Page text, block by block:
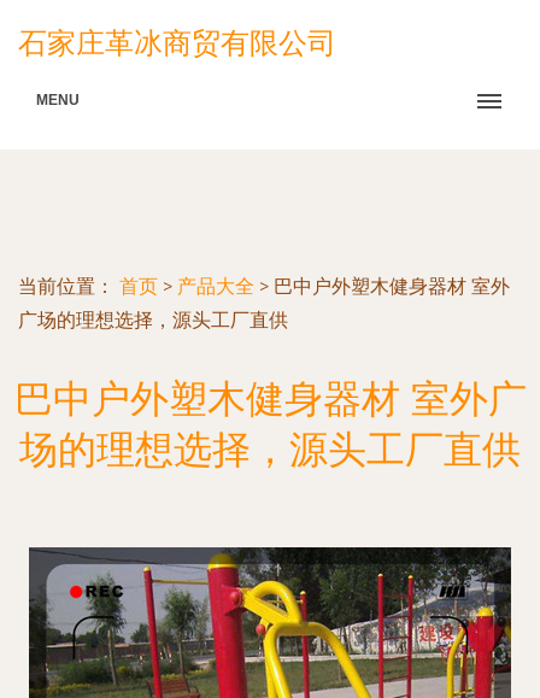
石家庄革冰商贸有限公司
MENU
当前位置： 首页 > 产品大全 > 巴中户外塑木健身器材 室外
广场的理想选择，源头工厂直供
巴中户外塑木健身器材 室外广
场的理想选择，源头工厂直供